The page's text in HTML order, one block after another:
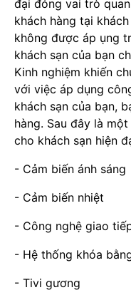
đại đóng vai trò
khách hàng tại
không được áp ụng
khách sạn của bạn
Kinh nghiệm khiến
với việc áp dụng
khách sạn của bạn,
hàng. Sau đây là
cho khách sạn hiện
- Cảm biến ánh sáng
- Cảm biến nhiệt
- Công nghệ giao
- Hệ thống khóa
- Tivi gương